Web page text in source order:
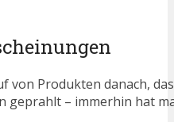
von Produkten danach,
geprahlt – immerhin hat